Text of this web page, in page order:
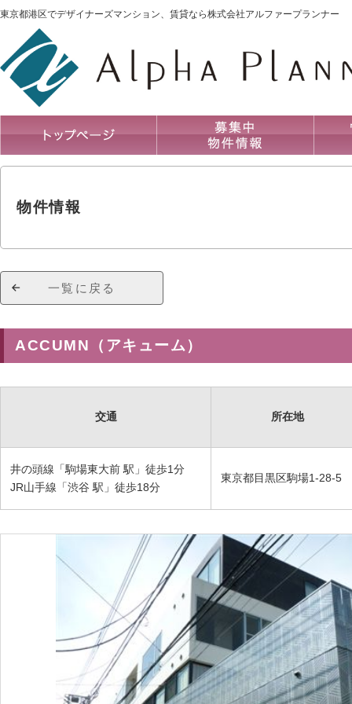
東京都港区でデザイナーズマンション、賃貸なら株式会社アルファープランナー
物件情報
一覧に戻る
ACCUMN（アキューム）
交通 所在地
井の頭線「駒場東大前 駅」徒歩1分
JR山手線「渋谷 駅」徒歩18分
東京都目黒区駒場1-28-5